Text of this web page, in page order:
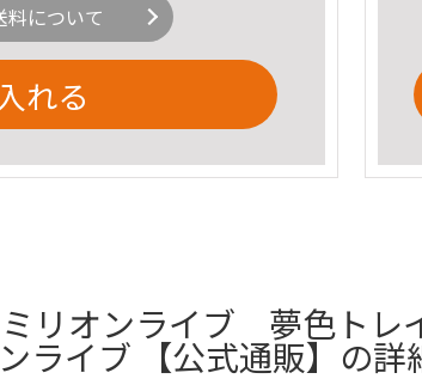
料について
れる
リオンライブ 夢色ト
ライブ 【公式通販】の詳